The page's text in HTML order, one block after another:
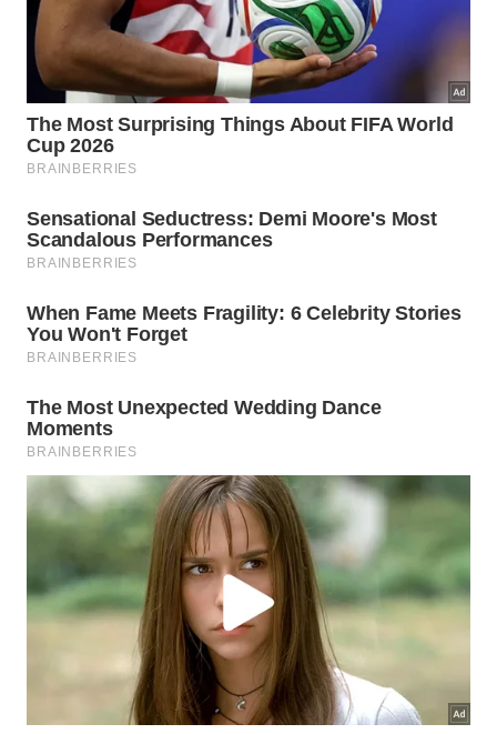
incrustada do microondas sem esforço. – Imagem gerada
barreira protetora natural que minimiza a fixação de
novos resíduos gordurosos. Adotar esse hábito
doméstica e prolonga a vida útil do seu valioso
eletrodoméstico de cozinha
Para garantir a máxima eficiência na manutenção do
seu equipamento, observe estas diretrizes
fundamentais recomendadas por especialistas:
Realize a vaporização logo após notar respingos
para evitar a secagem dos detritos.
Deixe a porta aberta por alguns minutos após o
término para ventilar.
Limpe o prato giratório separadamente utilizando
detergente neutro e água morna.